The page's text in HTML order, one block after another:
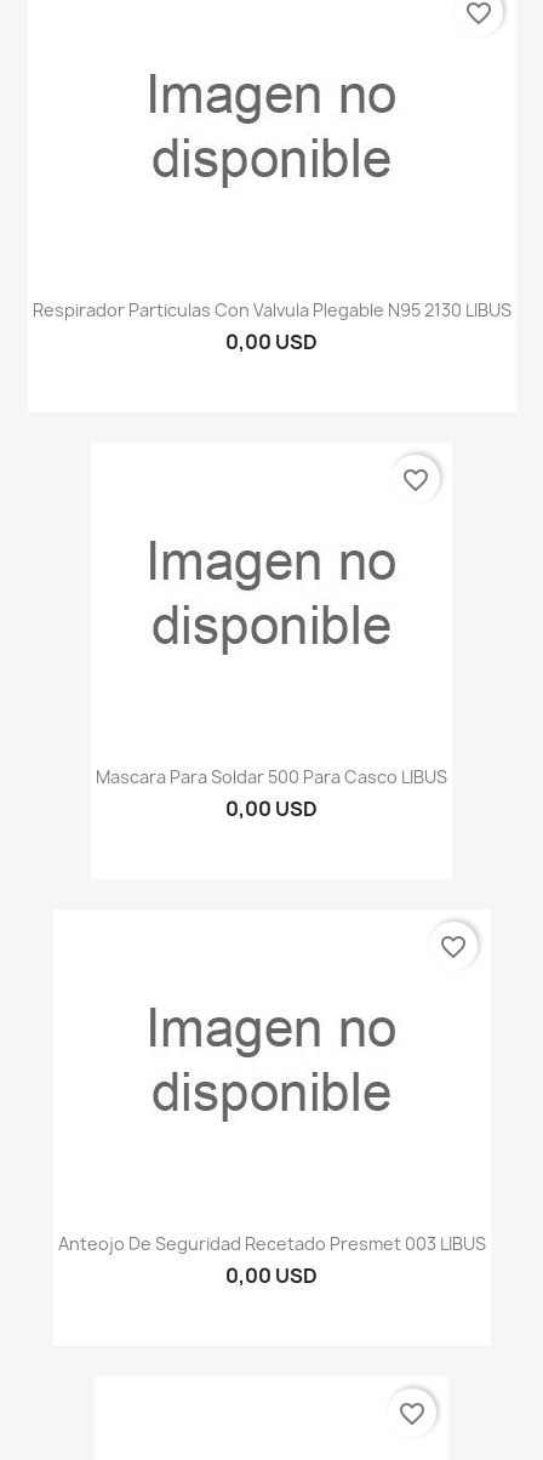
Respirador Particulas Con Valvula Plegable N95 2130 LIBUS
0,00 USD
favorite_border
Mascara Para Soldar 500 Para Casco LIBUS
0,00 USD
favorite_border
Anteojo De Seguridad Recetado Presmet 003 LIBUS
0,00 USD
favorite_border
favorite_border